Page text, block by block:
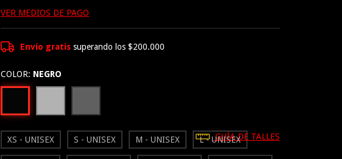
VER MEDIOS DE PAGO
Envío gratis superando los$200.000
COLOR: NEGRO
GUÍA DE TALLES
XS - UNISEX S - UNISEX M - UNISEX L - UNISEX